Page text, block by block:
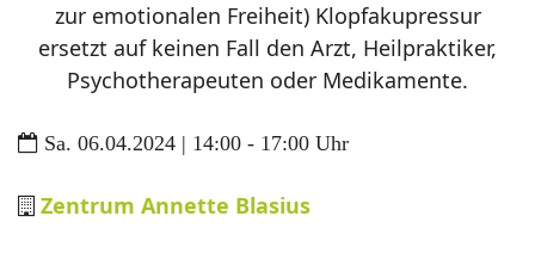
zur emotionalen Freiheit) Klopfakupressur
ersetzt auf keinen Fall den Arzt, Heilpraktiker,
Psychotherapeuten oder Medikamente.
Sa. 06.04.2024 | 14:00 - 17:00 Uhr
Zentrum Annette Blasius